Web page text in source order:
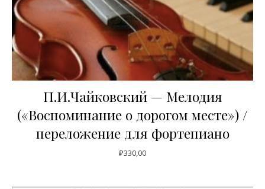
П.И.Чайковский — Мелодия
(«Воспоминание о дорогом месте») /
переложение для фортепиано
₽330,00